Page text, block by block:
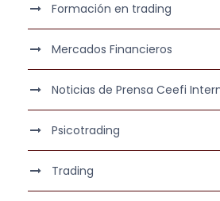
Formación en trading
Mercados Financieros
Noticias de Prensa Ceefi
Psicotrading
Trading